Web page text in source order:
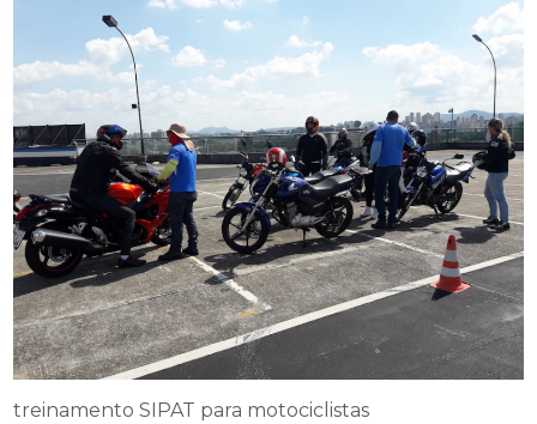
treinamento SIPAT para motociclistas